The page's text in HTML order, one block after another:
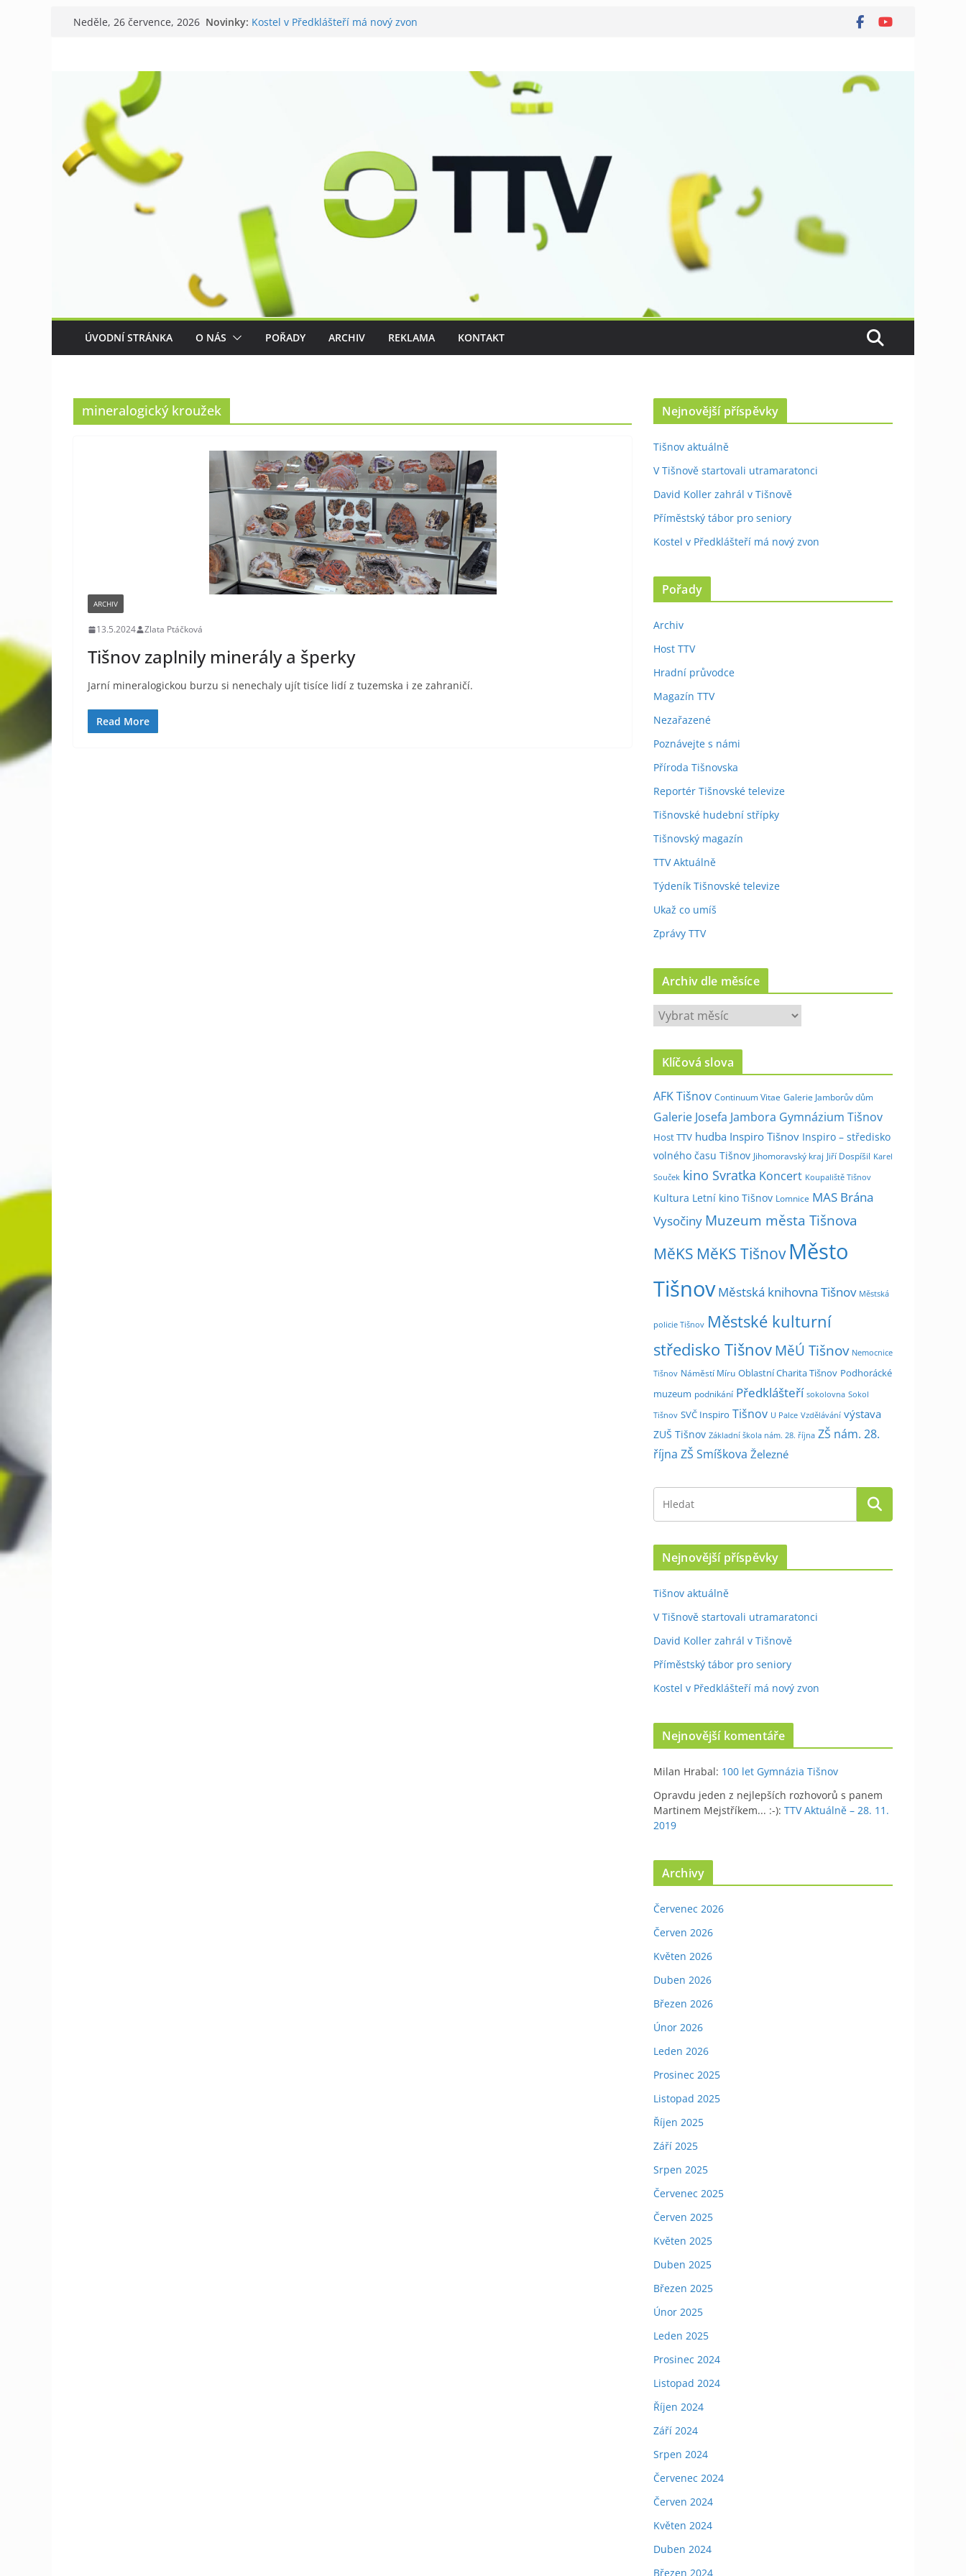
Přeskočit
Neděle, 26 července, 2026 Novinky: Kostel v Předklášteří má nový zvon
ÚVODNÍ STRÁNKA O NÁS POŘADY ARCHIV REKLAMA KONTAKT
mineralogický kroužek
ARCHIV
13.5.2024 Zlata Ptáčková
Tišnov zaplnily minerály a šperky
Jarní mineralogickou burzu si nenechaly ujít tisíce lidí z tuzemska i ze zahraničí.
Read More
Nejnovější příspěvky
Tišnov aktuálně
V Tišnově startovali utramaratonci
David Koller zahrál v Tišnově
Příměstský tábor pro seniory
Kostel v Předklášteří má nový zvon
Pořady
Archiv
Host TTV
Hradní průvodce
Magazín TTV
Nezařazené
Poznávejte s námi
Příroda Tišnovska
Reportér Tišnovské televize
Tišnovské hudební střípky
Tišnovský magazín
TTV Aktuálně
Týdeník Tišnovské televize
Ukaž co umíš
Zprávy TTV
Archiv dle měsíce
A
c
v
d
l
e
m
ě
c
Klíčová slova
AFK Tišnov Continuum Vitae Galerie Jamborův dům
Galerie Josefa Jambora Gymnázium Tišnov
Host TTV hudba Inspiro Tišnov Inspiro – středisko
volného času Tišnov Jihomoravský kraj Jiří Dospíšil Karel
Souček kino Svratka Koncert Koupaliště Tišnov
Kultura Letní kino Tišnov Lomnice MAS Brána
Vysočiny Muzeum města Tišnova
MěKS MěKS Tišnov Město
Tišnov Městská knihovna Tišnov Městská
policie Tišnov Městské kulturní
středisko Tišnov MěÚ Tišnov Nemocnice
Tišnov Náměstí Míru Oblastní Charita Tišnov Podhorácké
muzeum podnikání Předklášteří sokolovna Sokol
Tišnov SVČ Inspiro Tišnov U Palce Vzdělávání výstava
ZUŠ Tišnov Základní škola nám. 28. října ZŠ nám. 28.
října ZŠ Smíškova Železné
Nejnovější příspěvky
Tišnov aktuálně
V Tišnově startovali utramaratonci
David Koller zahrál v Tišnově
Příměstský tábor pro seniory
Kostel v Předklášteří má nový zvon
Nejnovější komentáře
Milan Hrabal: 100 let Gymnázia Tišnov
Opravdu jeden z nejlepších rozhovorů s panem
Martinem Mejstříkem... :-): TTV Aktuálně – 28. 11.
2019
Archivy
Červenec 2026
Červen 2026
Květen 2026
Duben 2026
Březen 2026
Únor 2026
Leden 2026
Prosinec 2025
Listopad 2025
Říjen 2025
Září 2025
Srpen 2025
Červenec 2025
Červen 2025
Květen 2025
Duben 2025
Březen 2025
Únor 2025
Leden 2025
Prosinec 2024
Listopad 2024
Říjen 2024
Září 2024
Srpen 2024
Červenec 2024
Červen 2024
Květen 2024
Duben 2024
Březen 2024